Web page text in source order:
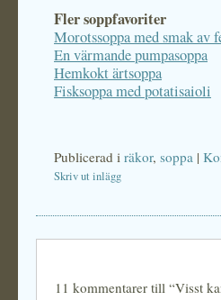
Fler soppfavoriter
Morotssoppa med smak av
En värmande pumpasoppa
Hemkokt ärtsoppa
Fisksoppa med potatisaioli
Publicerad i räkor, soppa |
Skriv ut inlägg
11 kommentarer till “Visst